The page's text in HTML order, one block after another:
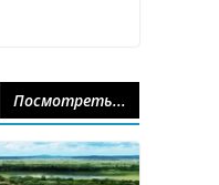
Посмотреть...